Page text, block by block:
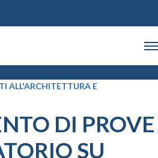
ALL'ARCHITETTURA E
DI PROVE
SU